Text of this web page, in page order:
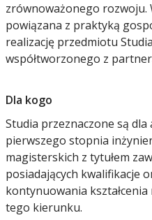
zrównoważonego rozwoju.
powiązana z praktyką
realizację przedmiotu
współtworzonego z
Dla kogo
Studia przeznaczone są
pierwszego stopnia
magisterskich z tytułem
posiadających kwalifikacje
kontynuowania
tego kierunku.